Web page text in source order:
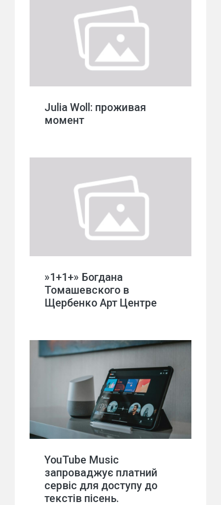
Julia Woll: проживая
момент
»1+1+» Богдана
Томашевского в
Щербенко Арт Центре
YouTube Music
запроваджує платний
сервіс для доступу до
текстів пісень.